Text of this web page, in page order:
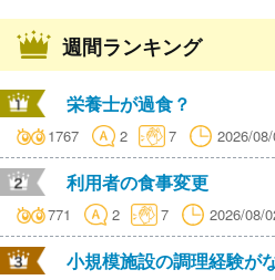
週間ランキング
栄養士が過食？
1767 2 7 2026/
利用者の食事変更
771 2 7 2026/08/
小規模施設の調理経験が